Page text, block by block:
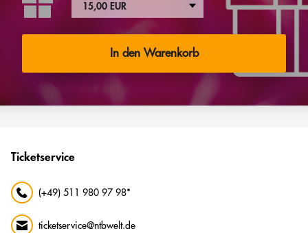
Ticketservice
(+49) 511 980 97 98*
ticketservice@ntbwelt.de